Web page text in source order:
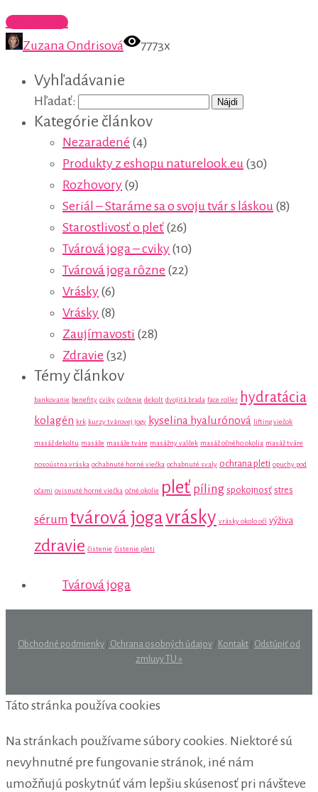
Celý článok
Zuzana Ondrisová
7773x
Vyhľadávanie
Hľadať:
Kategórie článkov
Nezaradené (4)
Produkty z eshopu naturelook.eu (30)
Rozhovory (9)
Seriál – Staráme sa o svoju tvár s láskou (8)
Starostlivosť o pleť (26)
Tvárová joga – cviky (10)
Tvárová joga rôzne (22)
Vrásky (6)
Vrásky (8)
Zaujímavosti (28)
Zdravie (32)
Témy článkov
bankovanie benefity cviky cvičenie dekolt dvojitá brada face roller hydratácia
kolagén krk kurzy tvárovej jogy kyselina hyalurónová lifting viečok
masáž dekoltu masáže masáže tváre masážny valček masáž očného okolia masáž tváre
nosoústna vráska ochabnuté horné viečka ochabnuté svaly ochrana pleti opuchy pod
očami ovisnuté horné viečka očné okolie pleť píling spokojnosť stres
sérum tvárová jogavrásky vrásky okolo očí výživa
zdravie čistenie čistenie pleti
Tvárová joga
Obchodné podmienky / Ochrana osobných údajov / Kontakt / Odstúpiť od
zmluvy TU »
Táto stránka používa cookies
Na stránkach používame súbory cookies. Niektoré sú
nevyhnutné pre fungovanie stránok, iné nám
umožňujú poskytnúť vám lepšiu skúsenosť pri návšteve